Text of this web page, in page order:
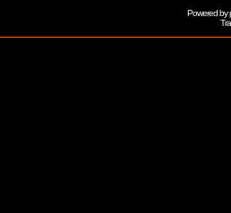
Powered by